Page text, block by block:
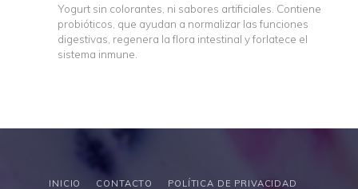
Yogurt sin colorantes, ni sabores artificiales. Contiene
probióticos, que ayudan a normalizar las funciones
digestivas, regenera la flora intestinal y forlatece el
sistema inmune.
INICIO CONTACTO
POLÍTICA DE PRIVACIDAD